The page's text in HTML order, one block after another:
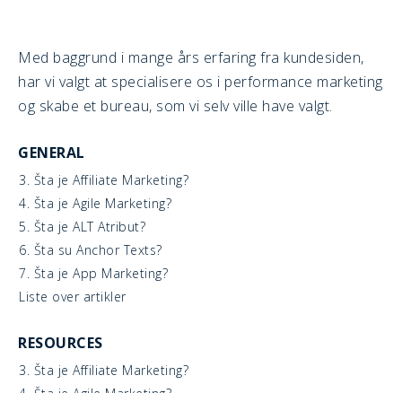
Med baggrund i mange års erfaring fra kundesiden,
har vi valgt at specialisere os i performance marketing
og skabe et bureau, som vi selv ville have valgt.
GENERAL
3. Šta je Affiliate Marketing?
4. Šta je Agile Marketing?
5. Šta je ALT Atribut?
6. Šta su Anchor Texts?
7. Šta je App Marketing?
Liste over artikler
RESOURCES
3. Šta je Affiliate Marketing?